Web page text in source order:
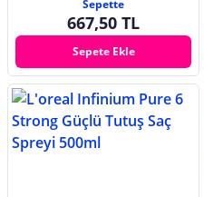
Sepette
667,50 TL
Sepete Ekle